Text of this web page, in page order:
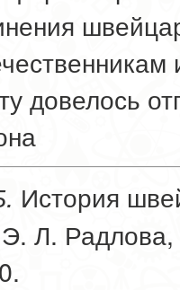
довелось
История
Л.